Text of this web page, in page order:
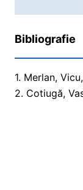
Bibliografie
1. Merlan,
2. Cotiugă,